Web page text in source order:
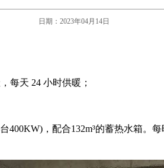
日期：2023年04月14日
每天 24 小时供暖；
400KW)，配合132m³的蓄热水箱。